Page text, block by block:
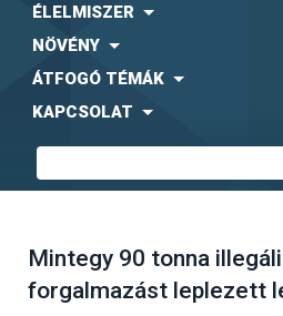
ÉLELMISZER
NÖVÉNY
ÁTFOGÓ TÉMÁK
KAPCSOLAT
Mintegy 90 tonna
forgalmazást leplezett